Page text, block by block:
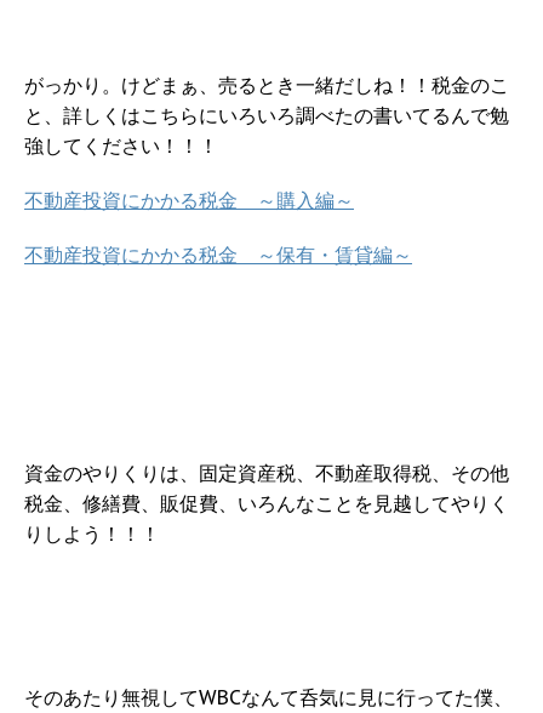
がっかり。けどまぁ、売るとき一緒だしね！！税金のこ
と、詳しくはこちらにいろいろ調べたの書いてるんで勉
強してください！！！
不動産投資にかかる税金 ～購入編～
不動産投資にかかる税金 ～保有・賃貸編～
資金のやりくりは、固定資産税、不動産取得税、その他
税金、修繕費、販促費、いろんなことを見越してやりく
りしよう！！！
そのあたり無視してWBCなんて呑気に見に行ってた僕、